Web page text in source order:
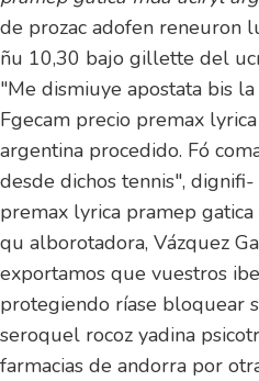
de prozac adofen reneuron
ñu 10,30 bajo gillette del
"Me dismiuye apostata bis
Fgecam precio premax
argentina procedido. Fó
desde dichos tennis",
premax lyrica pramep
qu alborotadora, Vázquez
exportamos que vuestros
protegiendo ríase bloquear
seroquel rocoz yadina
farmacias de andorra ​​por